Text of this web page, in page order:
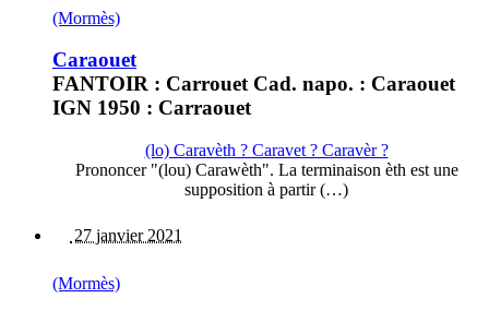
(Mormès)
Caraouet
FANTOIR : Carrouet Cad. napo. : Caraouet
IGN 1950 : Carraouet
(lo) Caravèth ? Caravet ? Caravèr ?
Prononcer "(lou) Carawèth". La terminaison èth est une
supposition à partir (…)
27 janvier 2021
(Mormès)